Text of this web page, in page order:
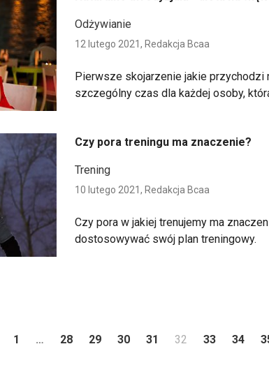
Odżywianie
12 lutego 2021, Redakcja Bcaa
Pierwsze skojarzenie jakie przychodzi
szczególny czas dla każdej osoby,
Czy pora treningu ma znaczenie?
Trening
10 lutego 2021, Redakcja Bcaa
Czy pora w jakiej trenujemy ma
dostosowywać swój plan treningowy.
Poprzedni
1 … 28 29 30 31 32 33 34